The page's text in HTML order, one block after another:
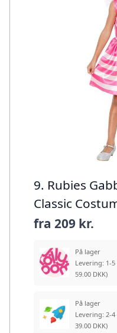
9. Rubies
Classic
fra 209 kr.
På lager
Levering: 1-5
59.00 DKK)
På lager
Levering: 2-4
39.00 DKK)